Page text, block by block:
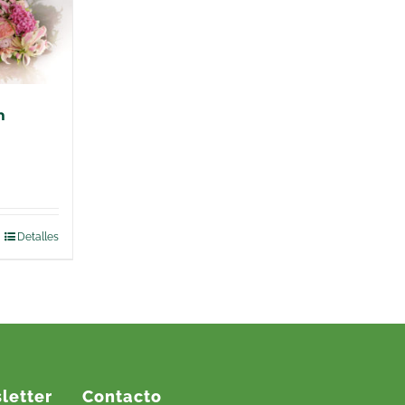
Detalles
Contacto